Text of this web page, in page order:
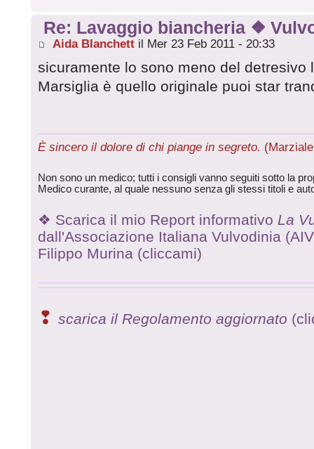
Re: Lavaggio biancheria ❖
Aida Blanchett il Mer 23 Feb 2011 - 20:33
sicuramente lo sono meno del detresivo
Marsiglia è quello originale puoi star
È sincero il dolore di chi piange in segreto.
Non sono un medico; tutti i consigli vanno seguiti sotto la
Medico curante, al quale nessuno senza gli stessi titoli e
❖ Scarica il mio Report informativoLa
dall'Associazione Italiana Vulvodinia
Filippo Murina (cliccami)
❢scarica il Regolamento aggiornato